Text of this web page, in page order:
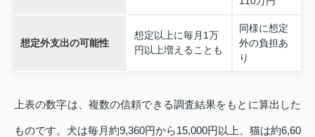
想定外支出の可能性
想定以上に毎月1万
円以上増えることも
同様に想定
外の負担あ
り
上表の数字は、複数の信頼できる調査結果をもとに算出した
ものです。犬は毎月約9,360円から15,000円以上、猫は約6,60